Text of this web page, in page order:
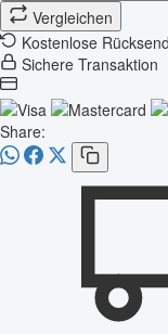
Vergleichen
Kostenlose
Sichere Transaktion
Share: